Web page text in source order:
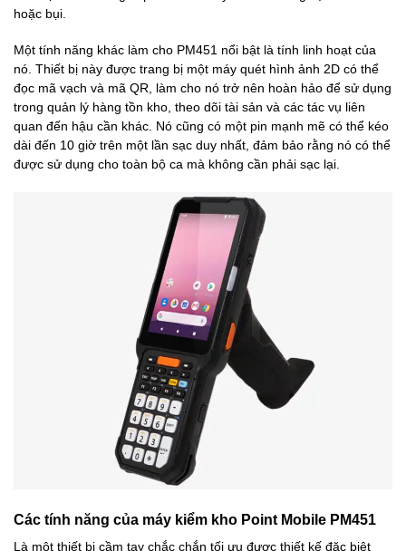
hoặc bụi.
Một tính năng khác làm cho PM451 nổi bật là tính linh hoạt của
nó. Thiết bị này được trang bị một máy quét hình ảnh 2D có thể
đọc mã vạch và mã QR, làm cho nó trở nên hoàn hảo để sử dụng
trong quản lý hàng tồn kho, theo dõi tài sản và các tác vụ liên
quan đến hậu cần khác. Nó cũng có một pin mạnh mẽ có thể kéo
dài đến 10 giờ trên một lần sạc duy nhất, đảm bảo rằng nó có thể
được sử dụng cho toàn bộ ca mà không cần phải sạc lại.
Các tính năng của máy kiểm kho Point Mobile PM451
Là một thiết bị cầm tay chắc chắn tối ưu được thiết kế đặc biệt